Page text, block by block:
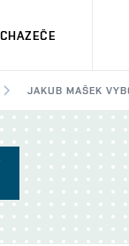
JAKUB MAŠEK